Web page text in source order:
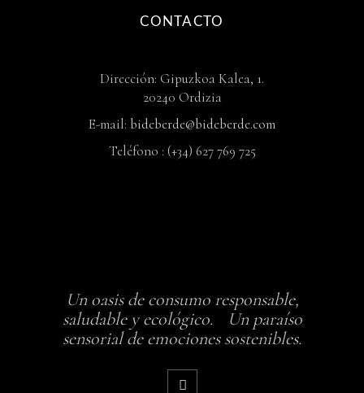
CONTACTO
Dirección: Gipuzkoa Kalea, 1.
20240 Ordizia
E-mail: bideberde@bideberde.com
Teléfono : (+34) 627 769 725
Un oasis de consumo responsable,
saludable y ecológico. Un paraíso
sensorial de emociones sostenibles.